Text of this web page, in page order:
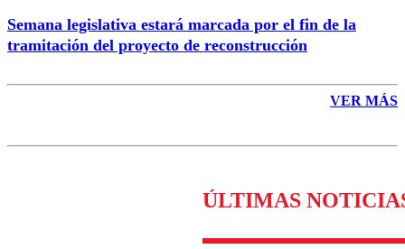
Semana legislativa estará marcada por el fin de la
tramitación del proyecto de reconstrucción
VER MÁS
ÚLTIMAS